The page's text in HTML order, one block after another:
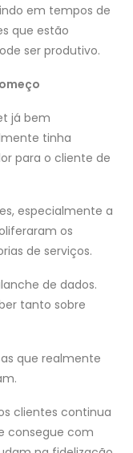
em tempos de
que estão
ser produtivo.
já bem
tinha
para o cliente de
especialmente a
os
de serviços.
de dados.
tanto sobre
que realmente
clientes continua
consegue com